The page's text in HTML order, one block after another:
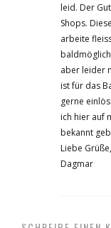
leid. Der
Shops.
arbeite
aber leider
ist für das
gerne
ich hier auf
bekannt
Liebe Grüße,
Dagmar